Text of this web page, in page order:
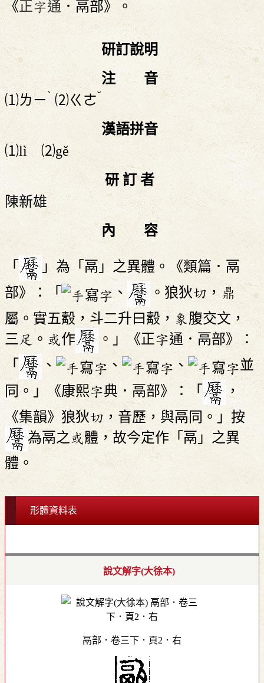
《正字通 ．鬲部》。
研訂說明
注 音
⑴ㄌㄧˋ ⑵ㄍㄜˇ
漢語拼音
⑴lì ⑵gě
研 訂 者
陳新雄
內 容
「
」為「鬲」之異體。《類篇．鬲
部》：「
、
。狼狄切，鼎
屬。實五觳，斗二升曰觳，象腹交文，
三足。或作
。」《正字通．鬲部》：
「
、 、 、
並
同。」《康熙字典．鬲部》：「
，
《集韻》狼狄切，音歷，與鬲同。」按
為鬲之或體，故今定作「鬲」之異
體。
形體資料表
說文解字(大徐本)
鬲部．卷三下．頁2．右